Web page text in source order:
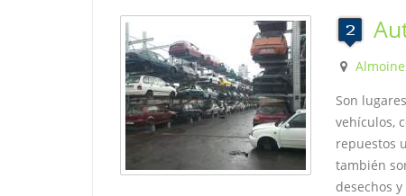
Son
vehículos,
repuestos
también
desechos